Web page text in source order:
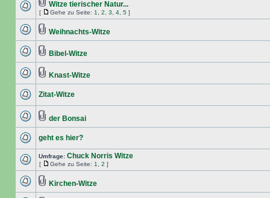
Witze tierischer Natur...
[ Gehe zu Seite: 1 2 3 4 5 ]
Weihnachts-Witze
Bibel-Witze
Knast-Witze
Zitat-Witze
der Bonsai
geht es hier?
Umfrage: Chuck Norris Witze
[ Gehe zu Seite: 1 2 ]
Kirchen-Witze